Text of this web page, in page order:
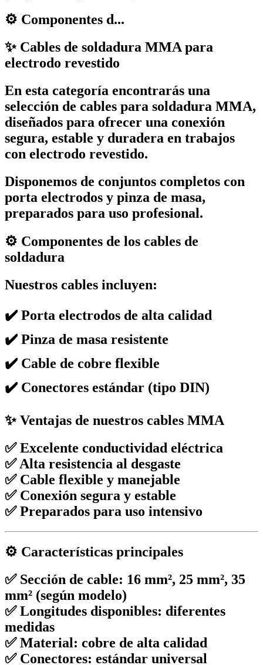
⚙️ Componentes d...
✨ Cables de soldadura MMA para
electrodo revestido
En esta categoría encontrarás una
selección de cables para soldadura MMA,
diseñados para ofrecer una conexión
segura, estable y duradera en trabajos
con electrodo revestido.
Disponemos de conjuntos completos con
porta electrodos y pinza de masa,
preparados para uso profesional.
⚙️ Componentes de los cables de
soldadura
Nuestros cables incluyen:
✔️ Porta electrodos de alta calidad
✔️ Pinza de masa resistente
✔️ Cable de cobre flexible
✔️ Conectores estándar (tipo DIN)
✨ Ventajas de nuestros cables MMA
✅ Excelente conductividad eléctrica
✅ Alta resistencia al desgaste
✅ Cable flexible y manejable
✅ Conexión segura y estable
✅ Preparados para uso intensivo
⚙️ Características principales
✅ Sección de cable: 16 mm², 25 mm², 35
mm² (según modelo)
✅ Longitudes disponibles: diferentes
medidas
✅ Material: cobre de alta calidad
✅ Conectores: estándar universal